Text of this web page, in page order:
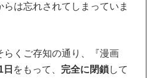
は忘れされてしまっていま
らくご存知の通り、『漫画
をもって、 完全に閉鎖して